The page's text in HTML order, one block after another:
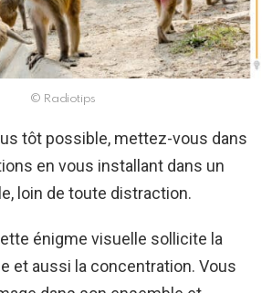
© Radiotips
tôt possible, mettez-vous dans
en vous installant dans un
loin de toute distraction.
énigme visuelle sollicite la
et aussi la concentration. Vous